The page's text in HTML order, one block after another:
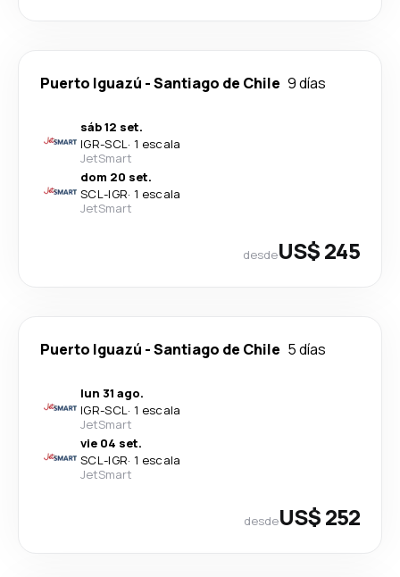
Puerto Iguazú -Santiago de Chile 9 días
sáb 12 set.
IGR-SCL· 1 escala
JetSmart
dom 20 set.
SCL-IGR· 1 escala
JetSmart
desdeUS$ 245
Puerto Iguazú -Santiago de Chile 5 días
lun 31 ago.
IGR-SCL· 1 escala
JetSmart
vie 04 set.
SCL-IGR· 1 escala
JetSmart
desdeUS$ 252